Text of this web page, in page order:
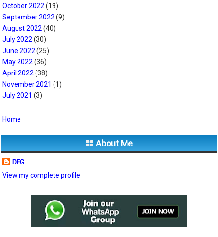
October 2022 (19)
September 2022 (9)
August 2022 (40)
July 2022 (30)
June 2022 (25)
May 2022 (36)
April 2022 (38)
November 2021 (1)
July 2021 (3)
Home
About Me
DFG
View my complete profile